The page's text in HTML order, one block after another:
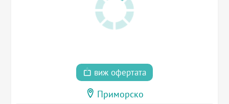
виж офертата
Приморско